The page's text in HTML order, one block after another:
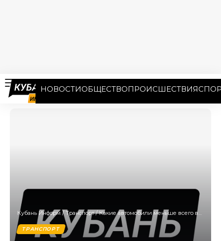
НОВОСТИОБЩЕСТВОПРОИСШЕСТВИЯ
Кубань Информ / Транспорт/Какие автомобили меньше всего востребованы в России
ТРАНСПОРТ